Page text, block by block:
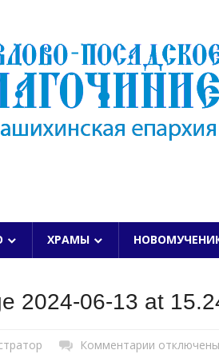
ХРАМЫ
2024-06-13 at
Комментарии котключены